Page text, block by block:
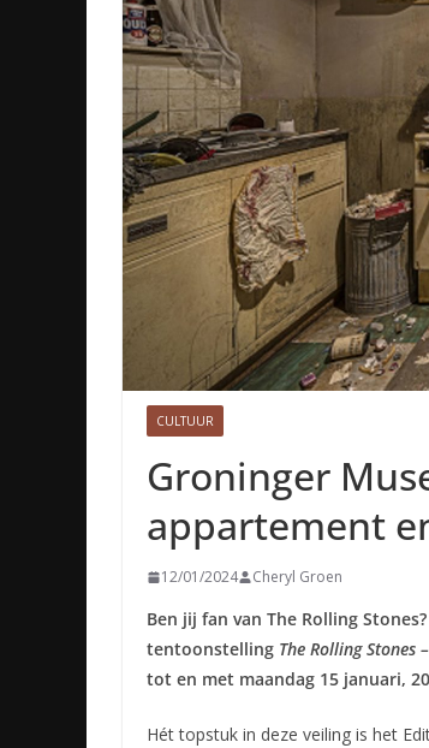
CULTUUR
Groninger
appartement
12/01/2024 Cheryl Groen
Ben jij fan van The Rolling
tentoonstelling The Rolling Stones
tot en met maandag 15 januari,
Hét topstuk in deze veiling is het